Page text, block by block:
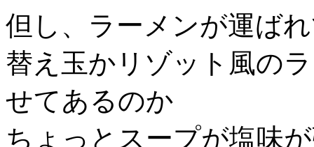
但し、ラーメンが運ば
替え玉かリゾット風の
せてあるのか
ちょっとスープが塩味